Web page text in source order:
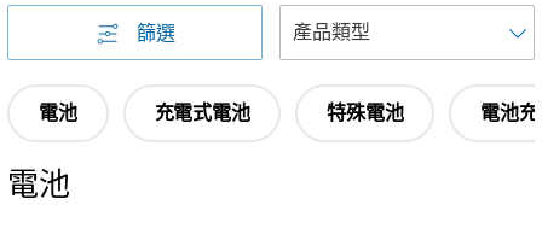
篩選
電池
充電式電池 特殊電池 電池充
電池